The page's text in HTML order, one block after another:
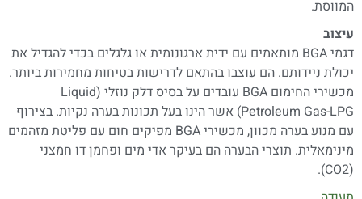
המווסת.
עיצוב
דגמי BGA מותאמים עם ידית ארגונומית או גלגלים בכדי להגדיל את
יכולת ניידותם. הם עוצבו בהתאם לדרישות בטיחות מחמירות ביותר.
מכשירי החימום BGA עובדים על בסיס דלק נוזלי (Liquid
Petroleum Gas-LPG) אשר הינו בעל תכונות בערה נקיות. בצירוף
עם מנוע בערה מכוון, מכשירי BGA מפיקים חום עם פליטת מזהמים
מינימאלית. תוצרי הבערה הם בעיקר אדי מים ופחמן דו חמצני
(CO2).